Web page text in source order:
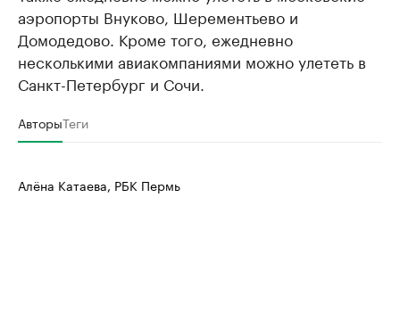
аэропорты Внуково, Шерементьево и
Домодедово. Кроме того, ежедневно
несколькими авиакомпаниями можно улететь в
Санкт-Петербург и Сочи.
АвторыТеги
Алёна Катаева, РБК Пермь